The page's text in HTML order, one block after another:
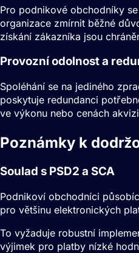
Pro podnikové obchodníky
organizace zmírnit běžné
získání zákazníka jsou
Provozní odolnost a
Spoléhání se na jediného
poskytuje redundanci
ve výkonu nebo cenách
Poznámky k
Soulad s PSD2 a SCA
Podnikoví obchodníci
pro většinu elektronických
To vyžaduje robustní
výjimek pro platby nízké